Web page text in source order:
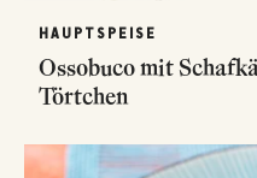
HAUPTSPEISE
Ossobuco mit
Törtchen